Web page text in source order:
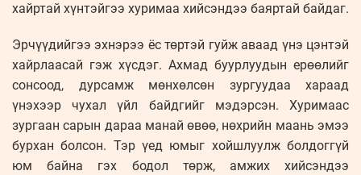
хайртай хүнтэйгээ хуримаа хийсэндээ баяртай байдаг.
Эрчүүдийгээ эхнэрээ ёс төртэй гуйж аваад үнэ цэнтэй
хайрлаасай гэж хүсдэг. Ахмад буурлуудын ерөөлийг
сонсоод, дурсамж мөнхөлсөн зургуудаа хараад
үнэхээр чухал үйл байдгийг мэдэрсэн. Хуримаас
зургаан сарын дараа манай өвөө, нөхрийн маань эмээ
бурхан болсон. Тэр үед юмыг хойшлуулж болдоггүй
юм байна гэх бодол төрж, амжих хийсэндээ